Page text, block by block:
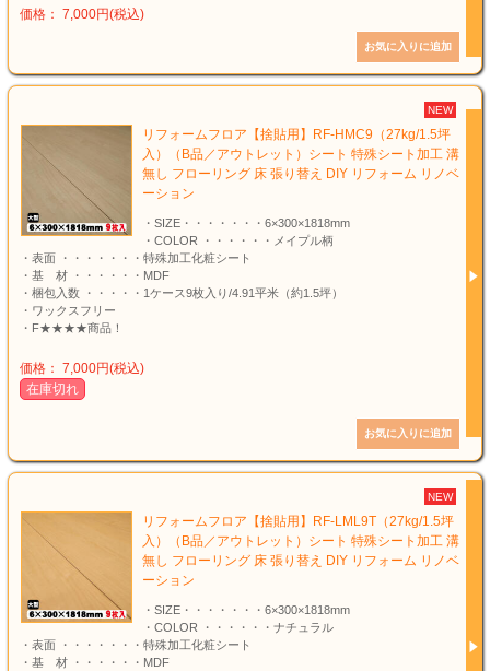
価格： 7,000円(税込)
NEW
リフォームフロア【捨貼用】RF-HMC9（27kg/1.5坪
入）（B品／アウトレット）シート 特殊シート加工 溝
無し フローリング 床 張り替え DIY リフォーム リノベ
ーション
・SIZE・・・・・・・6×300×1818mm
・COLOR ・・・・・・メイプル柄
・表面 ・・・・・・・特殊加工化粧シート
・基 材 ・・・・・・MDF
・梱包入数 ・・・・・1ケース9枚入り/4.91平米（約1.5坪）
・ワックスフリー
・F★★★★商品！
価格： 7,000円(税込)
在庫切れ
NEW
リフォームフロア【捨貼用】RF-LML9T（27kg/1.5坪
入）（B品／アウトレット）シート 特殊シート加工 溝
無し フローリング 床 張り替え DIY リフォーム リノベ
ーション
・SIZE・・・・・・・6×300×1818mm
・COLOR ・・・・・・ナチュラル
・表面 ・・・・・・・特殊加工化粧シート
・基 材 ・・・・・・MDF